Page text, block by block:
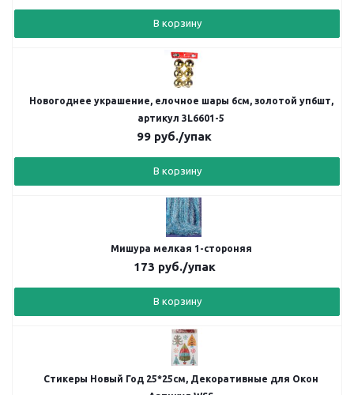
В корзину
Новогоднее украшение, елочное шары 6см, золотой уп6шт,
артикул 3L6601-5
99 руб./упак
В корзину
Мишура мелкая 1-стороняя
173 руб./упак
В корзину
Стикеры Новый Год 25*25см, Декоративные для Окон